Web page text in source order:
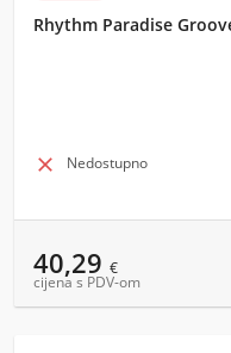
Rhythm Paradise
 Nedostupno
40,29 €
cijena s PDV-om